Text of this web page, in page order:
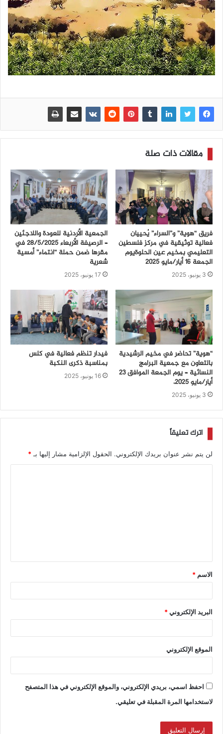
مقالات ذات صلة
فريق “هوية” و”السراء” يُحييان
فعالية توثيقية في مركز فلسطين
التعليمي بمخيم عين الحلوةيوم
الجمعة 16 أيار/مايو 2025
3 يونيو، 2025
الجمعية الأردنية للعودة واللاجئين
– الرصيفة الأربعاء ٢٨/٥/٢٠٢٥ في
مقرها ضمن حملة “انتماء” أمسية
شعرية
17 يونيو، 2025
“هوية” تحاضر في مخيم الرشيدية
بالتعاون مع جمعية البرامج
النسائية – يوم الجمعة الموافق 23
أيار/مايو 2025،
3 يونيو، 2025
فيدار تنظم فعالية في كلس
بمناسبة ذكرى النكبة
16 يونيو، 2025
اترك تعليقاً
لن يتم نشر عنوان بريدك الإلكتروني. الحقول الإلزامية مشار إليها بـ*
الاسم *
البريد الإلكتروني*
الموقع الإلكتروني
احفظ اسمي، بريدي الإلكتروني، والموقع الإلكتروني في هذا المتصفح
لاستخدامها المرة المقبلة في تعليقي.